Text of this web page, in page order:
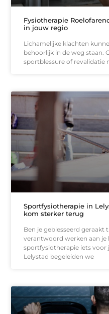
Fysiotherapie
in jouw regio
Lichamelijke klachten
behoorlijk in de weg staan.
sportblessure of revalidatie
Sportfysiotherapie in
kom sterker terug
Ben je geblesseerd geraakt
verantwoord werken aan je
sportfysiotherapie iets voor
Lelystad begeleiden we